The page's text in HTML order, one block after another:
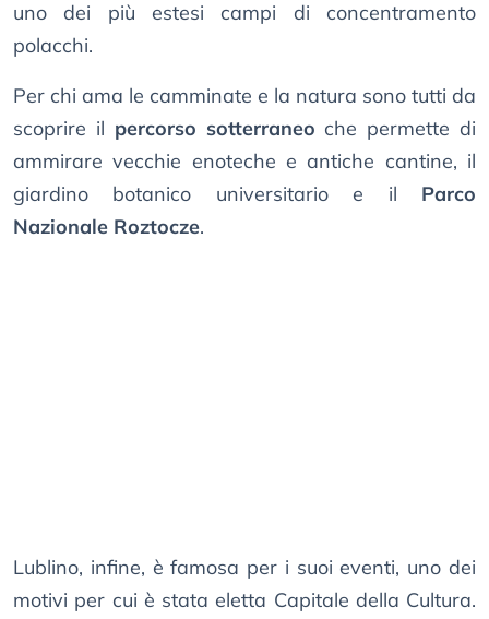
uno dei più estesi campi di concentramento
polacchi.
Per chi ama le camminate e la natura sono tutti da
scoprire il percorso sotterraneo che permette di
ammirare vecchie enoteche e antiche cantine, il
giardino botanico universitario e il Parco
Nazionale Roztocze.
Lublino, infine, è famosa per i suoi eventi, uno dei
motivi per cui è stata eletta Capitale della Cultura.